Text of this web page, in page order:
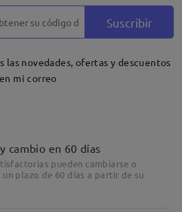
Suscribir
las novedades, ofertas y descuentos
en mi correo
cambio en 60 días
pueden cambiarse o
plazo de 60 días a partir de su